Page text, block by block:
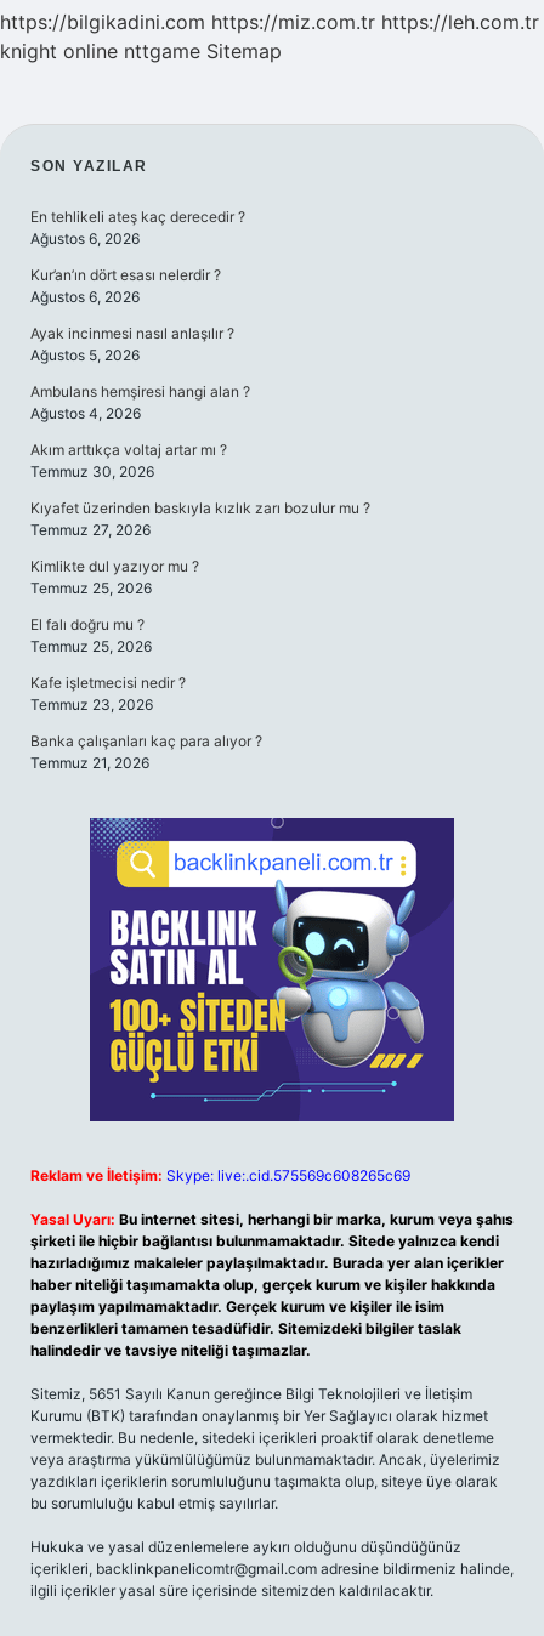
https://bilgikadini.com https://miz.com.tr https://leh.com.tr
knight online nttgame Sitemap
SIDEBAR
SON YAZILAR
En tehlikeli ateş kaç derecedir ?
Ağustos 6, 2026
Kur’an’ın dört esası nelerdir ?
Ağustos 6, 2026
Ayak incinmesi nasıl anlaşılır ?
Ağustos 5, 2026
Ambulans hemşiresi hangi alan ?
Ağustos 4, 2026
Akım arttıkça voltaj artar mı ?
Temmuz 30, 2026
Kıyafet üzerinden baskıyla kızlık zarı bozulur mu ?
Temmuz 27, 2026
Kimlikte dul yazıyor mu ?
Temmuz 25, 2026
El falı doğru mu ?
Temmuz 25, 2026
Kafe işletmecisi nedir ?
Temmuz 23, 2026
Banka çalışanları kaç para alıyor ?
Temmuz 21, 2026
Reklam ve İletişim: Skype: live:.cid.575569c608265c69
Yasal Uyarı: Bu internet sitesi, herhangi bir marka, kurum veya şahıs
şirketi ile hiçbir bağlantısı bulunmamaktadır. Sitede yalnızca kendi
hazırladığımız makaleler paylaşılmaktadır. Burada yer alan içerikler
haber niteliği taşımamakta olup, gerçek kurum ve kişiler hakkında
paylaşım yapılmamaktadır. Gerçek kurum ve kişiler ile isim
benzerlikleri tamamen tesadüfidir. Sitemizdeki bilgiler taslak
halindedir ve tavsiye niteliği taşımazlar.
Sitemiz, 5651 Sayılı Kanun gereğince Bilgi Teknolojileri ve İletişim
Kurumu (BTK) tarafından onaylanmış bir Yer Sağlayıcı olarak hizmet
vermektedir. Bu nedenle, sitedeki içerikleri proaktif olarak denetleme
veya araştırma yükümlülüğümüz bulunmamaktadır. Ancak, üyelerimiz
yazdıkları içeriklerin sorumluluğunu taşımakta olup, siteye üye olarak
bu sorumluluğu kabul etmiş sayılırlar.
Hukuka ve yasal düzenlemelere aykırı olduğunu düşündüğünüz
içerikleri, backlinkpanelicomtr@gmail.com adresine bildirmeniz halinde,
ilgili içerikler yasal süre içerisinde sitemizden kaldırılacaktır.